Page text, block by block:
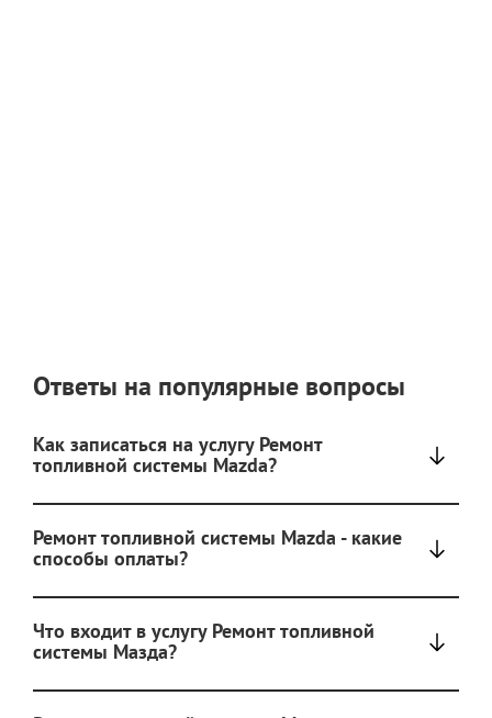
Ответы на популярные вопросы
Как записаться на услугу Ремонт
топливной системы Mazda?
Ремонт топливной системы Mazda - какие
способы оплаты?
Что входит в услугу Ремонт топливной
системы Мазда?